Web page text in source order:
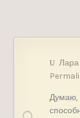
Лара
Думаю,